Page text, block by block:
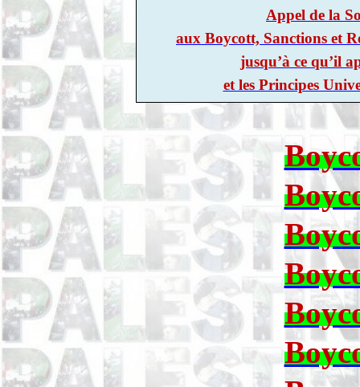
Appel de la
aux Boycott, Sanctions et
jusqu’à ce qu’il
et les Principes